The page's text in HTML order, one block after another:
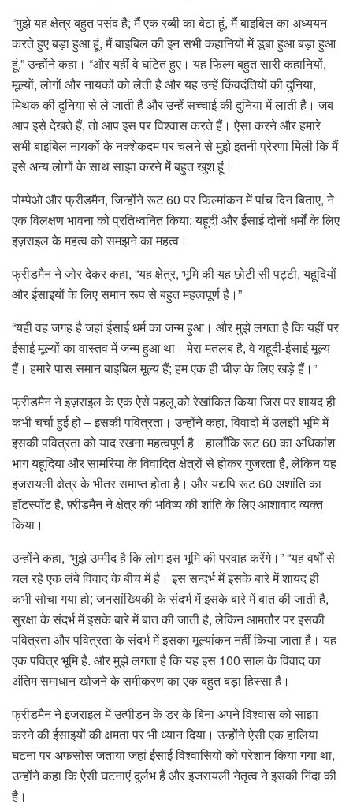
“मुझे यह क्षेत्र बहुत पसंद है; मैं एक रब्बी का बेटा हूं, मैं बाइबिल का अध्ययन
करते हुए बड़ा हुआ हूं, मैं बाइबिल की इन सभी कहानियों में डूबा हुआ बड़ा हुआ
हूं,” उन्होंने कहा। “और यहीं वे घटित हुए। यह फिल्म बहुत सारी कहानियों,
मूल्यों, लोगों और नायकों को लेती है और यह उन्हें किंवदंतियों की दुनिया,
मिथक की दुनिया से ले जाती है और उन्हें सच्चाई की दुनिया में लाती है। जब
आप इसे देखते हैं, तो आप इस पर विश्वास करते हैं। ऐसा करने और हमारे
सभी बाइबिल नायकों के नक्शेकदम पर चलने से मुझे इतनी प्रेरणा मिली कि मैं
इसे अन्य लोगों के साथ साझा करने में बहुत खुश हूं।
पोम्पेओ और फ्रीडमैन, जिन्होंने रूट 60 पर फिल्मांकन में पांच दिन बिताए, ने
एक विलक्षण भावना को प्रतिध्वनित किया: यहूदी और ईसाई दोनों धर्मों के लिए
इज़राइल के महत्व को समझने का महत्व।
फ्रीडमैन ने जोर देकर कहा, “यह क्षेत्र, भूमि की यह छोटी सी पट्टी, यहूदियों
और ईसाइयों के लिए समान रूप से बहुत महत्वपूर्ण है।”
“यही वह जगह है जहां ईसाई धर्म का जन्म हुआ। और मुझे लगता है कि यहीं पर
ईसाई मूल्यों का वास्तव में जन्म हुआ था। मेरा मतलब है, वे यहूदी-ईसाई मूल्य
हैं। हमारे पास समान बाइबिल मूल्य हैं; हम एक ही चीज़ के लिए खड़े हैं।”
फ्रीडमैन ने इज़राइल के एक ऐसे पहलू को रेखांकित किया जिस पर शायद ही
कभी चर्चा हुई हो – इसकी पवित्रता। उन्होंने कहा, विवादों में उलझी भूमि में
इसकी पवित्रता को याद रखना महत्वपूर्ण है। हालाँकि रूट 60 का अधिकांश
भाग यहूदिया और सामरिया के विवादित क्षेत्रों से होकर गुजरता है, लेकिन यह
इजरायली क्षेत्र के भीतर समाप्त होता है। और यद्यपि रूट 60 अशांति का
हॉटस्पॉट है, फ़्रीडमैन ने क्षेत्र की भविष्य की शांति के लिए आशावाद व्यक्त
किया।
उन्होंने कहा, “मुझे उम्मीद है कि लोग इस भूमि की परवाह करेंगे।” “यह वर्षों से
चल रहे एक लंबे विवाद के बीच में है। इस सन्दर्भ में इसके बारे में शायद ही
कभी सोचा गया हो; जनसांख्यिकी के संदर्भ में इसके बारे में बात की जाती है,
सुरक्षा के संदर्भ में इसके बारे में बात की जाती है, लेकिन आमतौर पर इसकी
पवित्रता और पवित्रता के संदर्भ में इसका मूल्यांकन नहीं किया जाता है। यह
एक पवित्र भूमि है. और मुझे लगता है कि यह इस 100 साल के विवाद का
अंतिम समाधान खोजने के समीकरण का एक बहुत बड़ा हिस्सा है।
फ्रीडमैन ने इजराइल में उत्पीड़न के डर के बिना अपने विश्वास को साझा
करने की ईसाइयों की क्षमता पर भी ध्यान दिया। उन्होंने ऐसी एक हालिया
घटना पर अफसोस जताया जहां ईसाई विश्वासियों को परेशान किया गया था,
उन्होंने कहा कि ऐसी घटनाएं दुर्लभ हैं और इजरायली नेतृत्व ने इसकी निंदा की
है।